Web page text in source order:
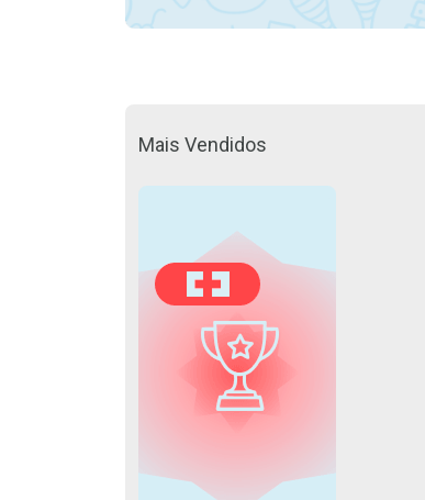
Mais Vendidos